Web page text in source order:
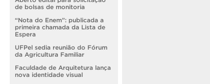
de bolsas de monitoria
“Nota do Enem”: publicada a
primeira chamada da Lista de
Espera
UFPel sedia reunião do Fórum
da Agricultura Familiar
Faculdade de Arquitetura lança
nova identidade visual